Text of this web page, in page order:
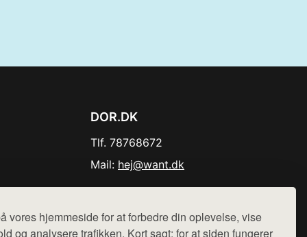
vores hjemmeside for at forbedre din oplevelse, vise
og analysere trafikken. Kort sagt: for at siden fungerer
DOR.DK
Tlf. 78768672
Mail: hej@want.dk